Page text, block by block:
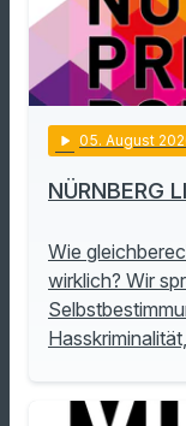
play_arrow 05. August
NÜRNBERG
Wie
wirklich? Wir